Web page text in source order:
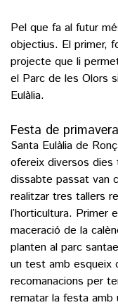
Pel que fa al futur
objectius. El primer,
projecte que li
el Parc de les Olors
Eulàlia.
Festa de
Santa Eulàlia de
ofereix diversos dies
dissabte passat van
realitzar tres tallers
l’horticultura. Primer
maceració de la
planten al parc
un test amb esqueix
recomanacions per
rematar la festa amb